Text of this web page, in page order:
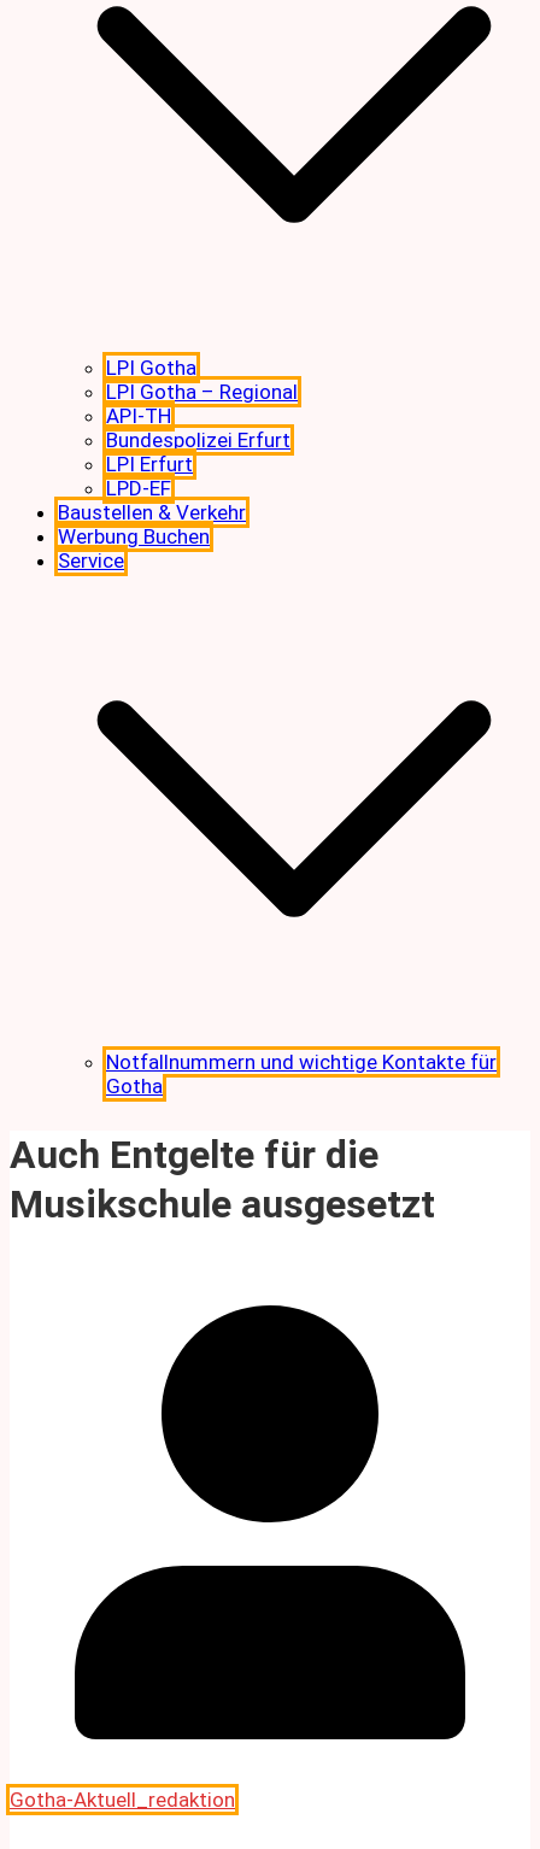
LPI Gotha
LPI Gotha – Regional
API-TH
Bundespolizei Erfurt
LPI Erfurt
LPD-EF
Baustellen & Verkehr
Werbung Buchen
Service
Notfallnummern und wichtige Kontakte für
Gotha
Auch Entgelte für die
Musikschule ausgesetzt
Gotha-Aktuell_redaktion